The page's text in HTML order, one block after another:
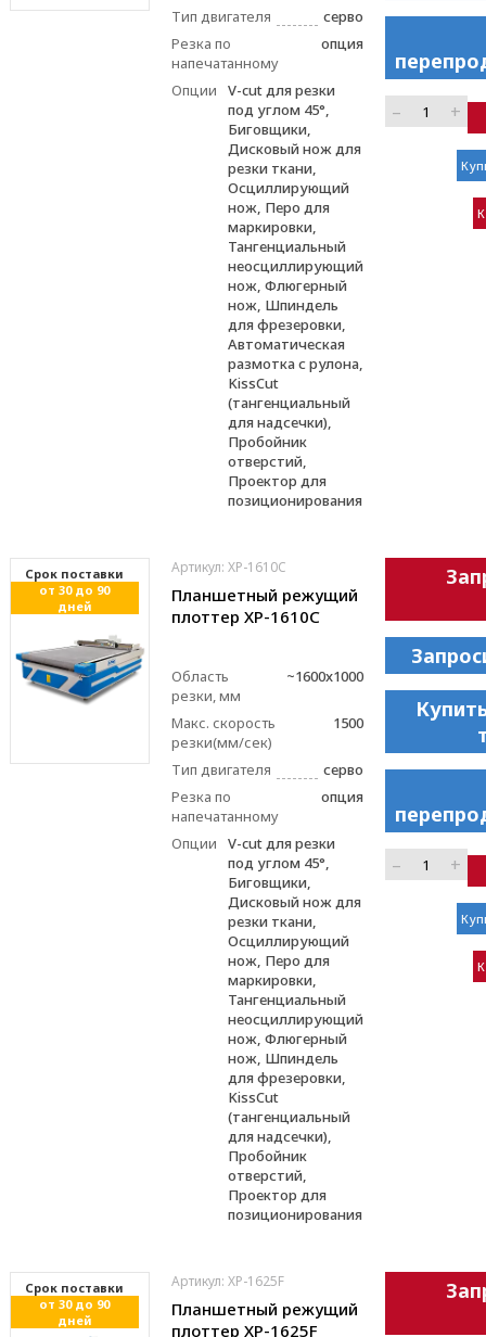
Тип двигателя
серво
Резка по
напечатанному
опция
Опции
V-cut для резки
под углом 45°,
Биговщики,
Дисковый нож для
резки ткани,
Осциллирующий
нож, Перо для
маркировки,
Тангенциальный
неосциллирующий
нож, Флюгерный
нож, Шпиндель
для фрезеровки,
Автоматическая
размотка с рулона,
KissCut
(тангенциальный
для надсечки),
Пробойник
отверстий,
Проектор для
позиционирования
– +
Cрок поставки
от 30 до 90
дней
Артикул: XP-1610C
Планшетный режущий
плоттер XP-1610C
Область
резки, мм
~1600x1000
Макс. скорость
резки(мм/сек)
1500
Тип двигателя
серво
Резка по
напечатанному
опция
Опции
V-cut для резки
под углом 45°,
Биговщики,
Дисковый нож для
резки ткани,
Осциллирующий
нож, Перо для
маркировки,
Тангенциальный
неосциллирующий
нож, Флюгерный
нож, Шпиндель
для фрезеровки,
KissCut
(тангенциальный
для надсечки),
Пробойник
отверстий,
Проектор для
позиционирования
– +
Cрок поставки
от 30 до 90
дней
Артикул: XP-1625F
Планшетный режущий
плоттер XP-1625F